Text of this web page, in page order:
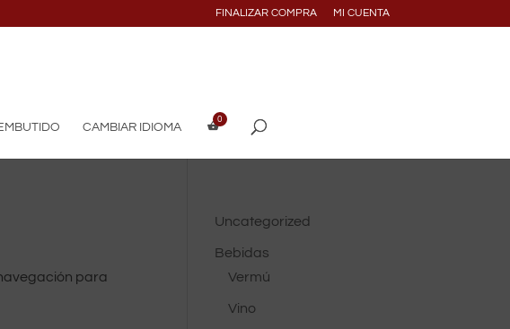
FINALIZAR COMPRA MI CUENTA
CAMBIAR IDIOMA
para
Uncategorized
Bebidas
Vermú
Vino